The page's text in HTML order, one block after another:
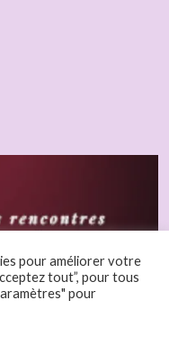
pour améliorer votre
tout”, pour tous
pour